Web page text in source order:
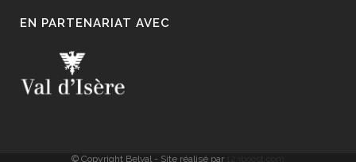
EN PARTENARIAT AVEC
© Copyright Belval - Site réalisé par